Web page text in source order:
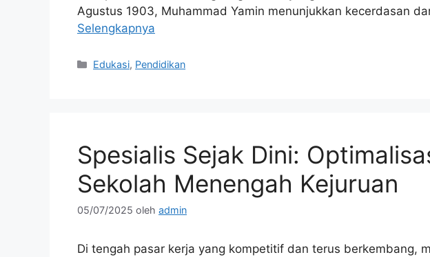
Agustus 1903, Muhammad Yamin menunjukkan kecerdasan
Selengkapnya
Kategori
Edukasi, Pendidikan
Spesialis Sejak Dini:
Sekolah Menengah Kejuruan
05/07/2025 oleh admin
Di tengah pasar kerja yang kompetitif dan terus berkembang,